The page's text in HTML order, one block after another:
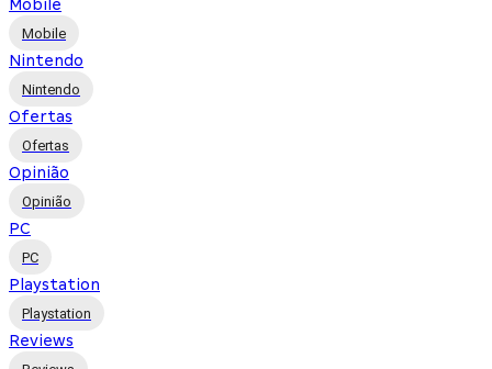
Mobile
Mobile
Nintendo
Nintendo
Ofertas
Ofertas
Opinião
Opinião
PC
PC
Playstation
Playstation
Reviews